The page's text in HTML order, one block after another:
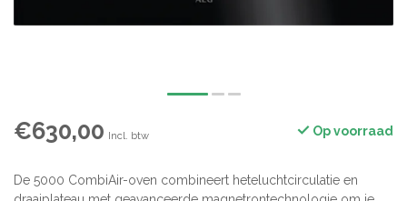
€630,00 Incl. btw Op voorraad
De 5000 CombiAir-oven combineert heteluchtcirculatie en